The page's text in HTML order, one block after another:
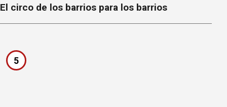
El circo de los barrios para los barrios
5